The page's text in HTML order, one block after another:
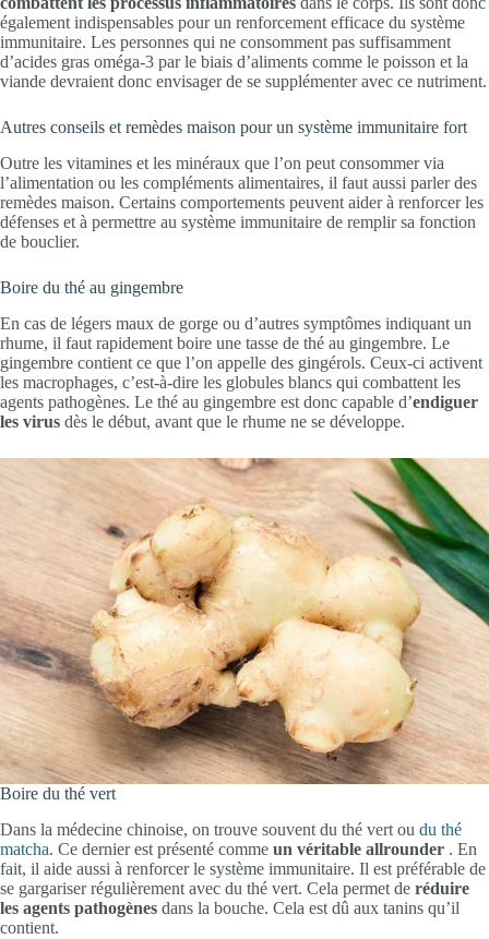
également indispensables pour un renforcement efficace du système
immunitaire. Les personnes qui ne consomment pas suffisamment
d’acides gras oméga-3 par le biais d’aliments comme le poisson et la
viande devraient donc envisager de se supplémenter avec ce nutriment.
Autres conseils et remèdes maison pour un système immunitaire fort
Outre les vitamines et les minéraux que l’on peut consommer via
l’alimentation ou les compléments alimentaires, il faut aussi parler des
remèdes maison. Certains comportements peuvent aider à renforcer les
défenses et à permettre au système immunitaire de remplir sa fonction
de bouclier.
Boire du thé au gingembre
En cas de légers maux de gorge ou d’autres symptômes indiquant un
rhume, il faut rapidement boire une tasse de thé au gingembre. Le
gingembre contient ce que l’on appelle des gingérols. Ceux-ci activent
les macrophages, c’est-à-dire les globules blancs qui combattent les
agents pathogènes. Le thé au gingembre est donc capable d’endiguer
les virus dès le début, avant que le rhume ne se développe.
Boire du thé vert
Dans la médecine chinoise, on trouve souvent du thé vert ou du thé
matcha. Ce dernier est présenté comme un véritable allrounder . En
fait, il aide aussi à renforcer le système immunitaire. Il est préférable de
se gargariser régulièrement avec du thé vert. Cela permet de réduire
les agents pathogènes dans la bouche. Cela est dû aux tanins qu’il
contient.